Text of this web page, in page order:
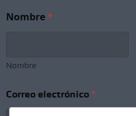
Nombre*
Nombre
l
e
Correo electrónico *